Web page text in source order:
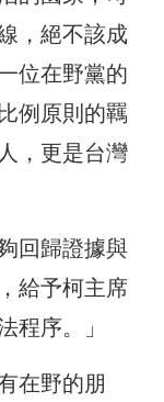
，絕不該成
位在野黨的
例原則的羈
，更是台灣
回歸證據與
給予柯主席
程序。」
在野的朋